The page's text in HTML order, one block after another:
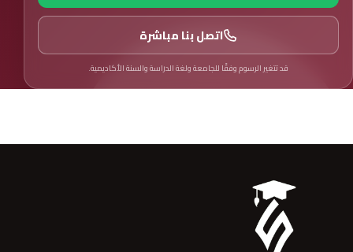
اتصل بنا مباشرة
قد تتغير الرسوم وفقًا للجامعة ولغة الدراسة والسنة الأكاديمية.